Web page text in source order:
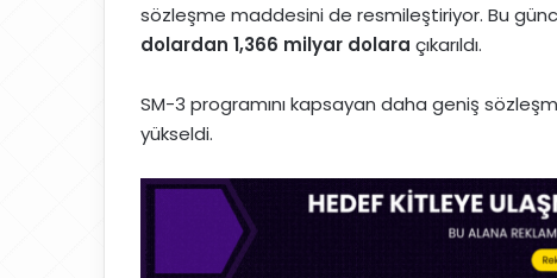
sözleşme maddesini de resmileştiriyor. Bu
dolardan 1,366 milyar dolara çıkarıldı.
SM-3 programını kapsayan daha geniş
yükseldi.